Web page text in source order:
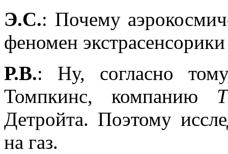
Э.С.: Почему
феномен
Р.В.: Ну, согласно
Томпкинс, компанию
Детройта. Поэтому
на газ.